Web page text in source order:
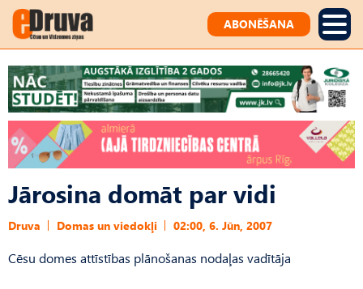
ABONĒŠANA
Jārosina domāt par vidi
Druva Domas un viedokļi 02:00, 6. Jūn, 2007
Cēsu domes attīstības plānošanas nodaļas vadītāja